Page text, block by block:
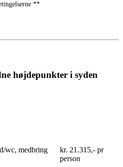
**
højdepunkter i syden
wc, medbring
kr. 21.315,- pr
person